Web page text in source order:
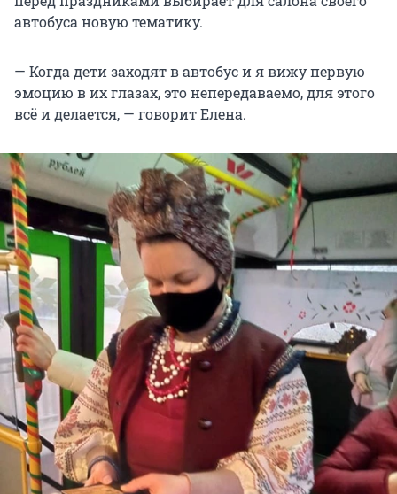
автобуса новую тематику.
— Когда дети заходят в автобус и я вижу первую
эмоцию в их глазах, это непередаваемо, для этого
всё и делается, — говорит Елена.